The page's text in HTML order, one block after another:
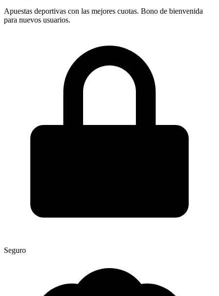
Apuestas deportivas con las mejores cuotas. Bono de bienvenida
para nuevos usuarios.
Seguro